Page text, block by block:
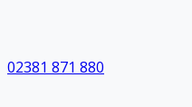
02381 871 880